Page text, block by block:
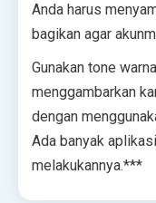
Anda harus
bagikan agar
Gunakan tone
menggambarkan
dengan
Ada banyak
melakukannya.***